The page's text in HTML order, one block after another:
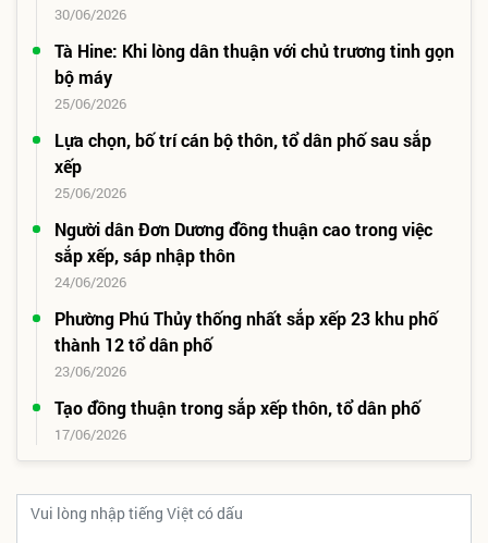
30/06/2026
Tà Hine: Khi lòng dân thuận với chủ trương tinh gọn
bộ máy
25/06/2026
Lựa chọn, bố trí cán bộ thôn, tổ dân phố sau sắp
xếp
25/06/2026
Người dân Đơn Dương đồng thuận cao trong việc
sắp xếp, sáp nhập thôn
24/06/2026
Phường Phú Thủy thống nhất sắp xếp 23 khu phố
thành 12 tổ dân phố
23/06/2026
Tạo đồng thuận trong sắp xếp thôn, tổ dân phố
17/06/2026